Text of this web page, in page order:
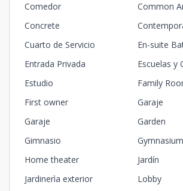
Comedor
Common
Concrete
Cuarto de Servicio
En-suite
Entrada Privada
Escuelas y
Estudio
Family
First owner
Garaje
Garaje
Garden
Gimnasio
Gymnasium
Home theater
Jardín
Jardinerìa exterior
Lobby